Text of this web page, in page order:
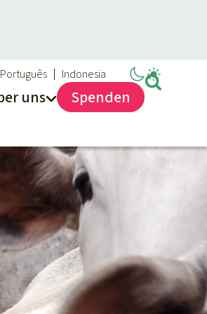
uns
Português Indonesia
Spenden